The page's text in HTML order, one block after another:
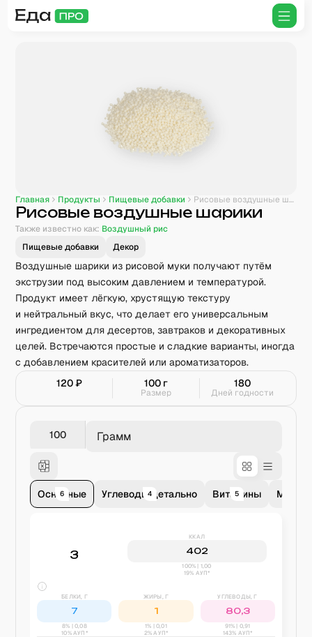
Главная Продукты Пищевые добавки Рисовые воздушные шарики
Рисовые воздушные шарики
Также известно как: Воздушный рис
Пищевые добавки
Декор
Воздушные шарики из рисовой муки получают путём
экструзии под высоким давлением и температурой.
Продукт имеет лёгкую, хрустящую текстуру
и нейтральный вкус, что делает его универсальным
ингредиентом для десертов, завтраков и декоративных
целей. Встречаются простые и сладкие варианты, иногда
с добавлением красителей или ароматизаторов.
120₽ 100 г
Размер
180
Дней годности
Грамм
Основные
6 Углеводы детально
4 Витамины
5
3
ККАЛ
402
100% | 1,00
19% АУП*
БЕЛКИ, Г
7
8% |0,08
10% АУП*
ЖИРЫ, Г
1
1% |0,01
2% АУП*
УГЛЕВОДЫ, Г
80,3
91% | 0,91
143% АУП*